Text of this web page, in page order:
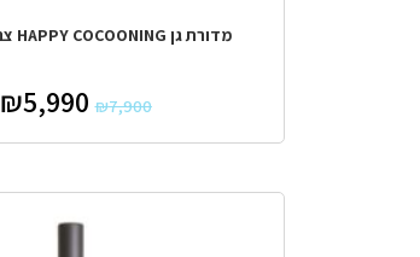
מדורת גן HAPPY COCOONING צבע אפור חום
₪7,900
₪5,990